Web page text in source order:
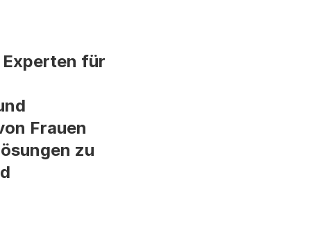
Experten für
Frauen
zu